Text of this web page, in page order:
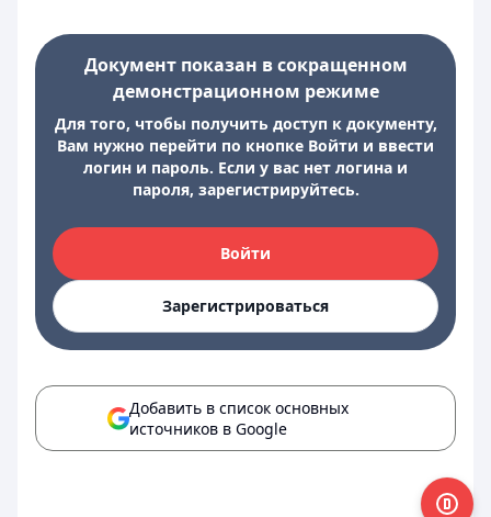
Документ показан в сокращенном
демонстрационном режиме
Для того, чтобы получить доступ к документу,
Вам нужно перейти по кнопке Войти и ввести
логин и пароль. Если у вас нет логина и
пароля, зарегистрируйтесь.
Войти
Зарегистрироваться
Добавить в список основных
источников в Google